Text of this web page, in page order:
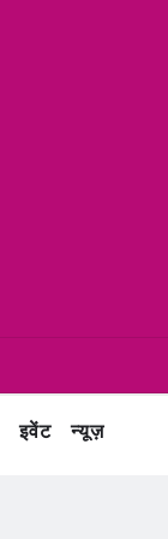
इवेंट न्यूज़